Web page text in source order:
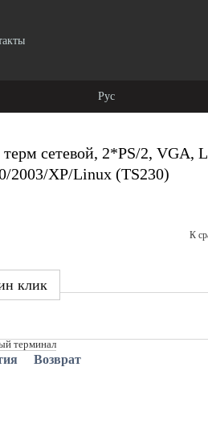
Рус
сетевой, 2*PS/2, VGA,
2003/XP/Linux (TS230)
К
клик
терминал
Возврат